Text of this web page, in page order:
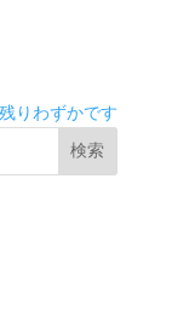
りわずかです
検索